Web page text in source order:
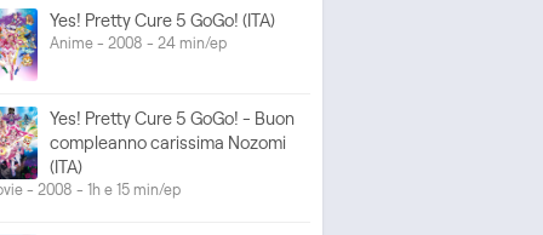
Yes! Pretty Cure 5 GoGo! (ITA)
Anime - 2008 - 24 min/ep
Yes! Pretty Cure 5 GoGo! - Buon
compleanno carissima Nozomi
(ITA)
- 2008 - 1h e 15 min/ep